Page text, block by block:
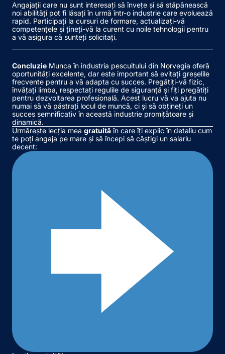
Angajații care nu sunt interesați să învețe și să stăpânească
noi abilități pot fi lăsați în urmă într-o industrie care evoluează
rapid. Participați la cursuri de formare, actualizați-vă
competențele și țineți-vă la curent cu noile tehnologii pentru
a vă asigura că sunteți solicitați.
Concluzie Munca în industria pescuitului din Norvegia oferă
oportunități excelente, dar este important să evitați greșelile
frecvente pentru a vă adapta cu succes. Pregătiți-vă fizic,
învățați limba, respectați regulile de siguranță și fiți pregătiți
pentru dezvoltarea profesională. Acest lucru vă va ajuta nu
numai să vă păstrați locul de muncă, ci și să obțineți un
succes semnificativ în această industrie promițătoare și
dinamică.
Urmărește lecția mea gratuităîn care îți explic în detaliu cum
te poți angaja pe mare și să începi să câștigi un salariu
decent: